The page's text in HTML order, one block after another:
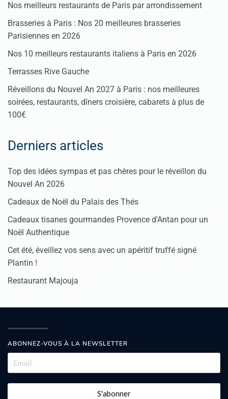
Nos meilleurs restaurants de Paris par arrondissement
Brasseries à Paris : Nos 20 meilleures brasseries
Parisiennes en 2026
Nos 10 meilleurs restaurants italiens à Paris en 2026
Terrasses Rive Gauche
Réveillons du Nouvel An 2027 à Paris : nos meilleures
soirées, restaurants, dîners croisière, cabarets à plus de
100€
Derniers articles
Top des idées sympas et pas chères pour le réveillon du
Nouvel An 2026
Cadeaux de Noël du Palais des Thés
Cadeaux tisanes gourmandes Provence d'Antan pour un
Noël Authentique
Cet été, éveillez vos sens avec un apéritif truffé signé
Plantin !
Restaurant Majouja
ABONNEZ-VOUS À LA NEWSLETTER
S'abonner